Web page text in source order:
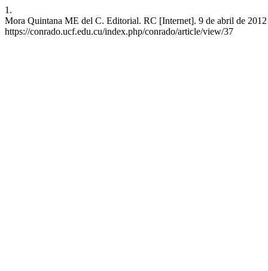
1.
Mora Quintana ME del C. Editorial. RC [Internet]. 9 de abril de
https://conrado.ucf.edu.cu/index.php/conrado/article/view/37